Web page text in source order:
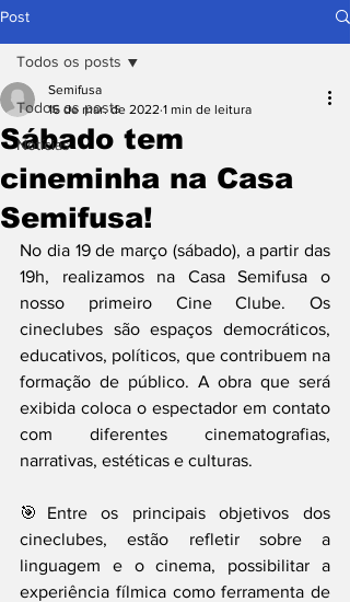
Post
Todos os posts
Notícias
Todos os posts
Sábado tem
cineminha na Casa
Semifusa!
Semifusa
16 de mar. de 2022 1 min de leitura
No dia 19 de março (sábado), a partir das
19h, realizamos na Casa Semifusa o
nosso primeiro Cine Clube. Os
cineclubes são espaços democráticos,
educativos, políticos, que contribuem na
formação de público. A obra que será
exibida coloca o espectador em contato
com diferentes cinematografias,
narrativas, estéticas e culturas.
🎯Entre os principais objetivos dos
cineclubes, estão refletir sobre a
linguagem e o cinema, possibilitar a
experiência fílmica como ferramenta de